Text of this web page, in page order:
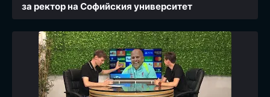
за ректор на Софийския университет